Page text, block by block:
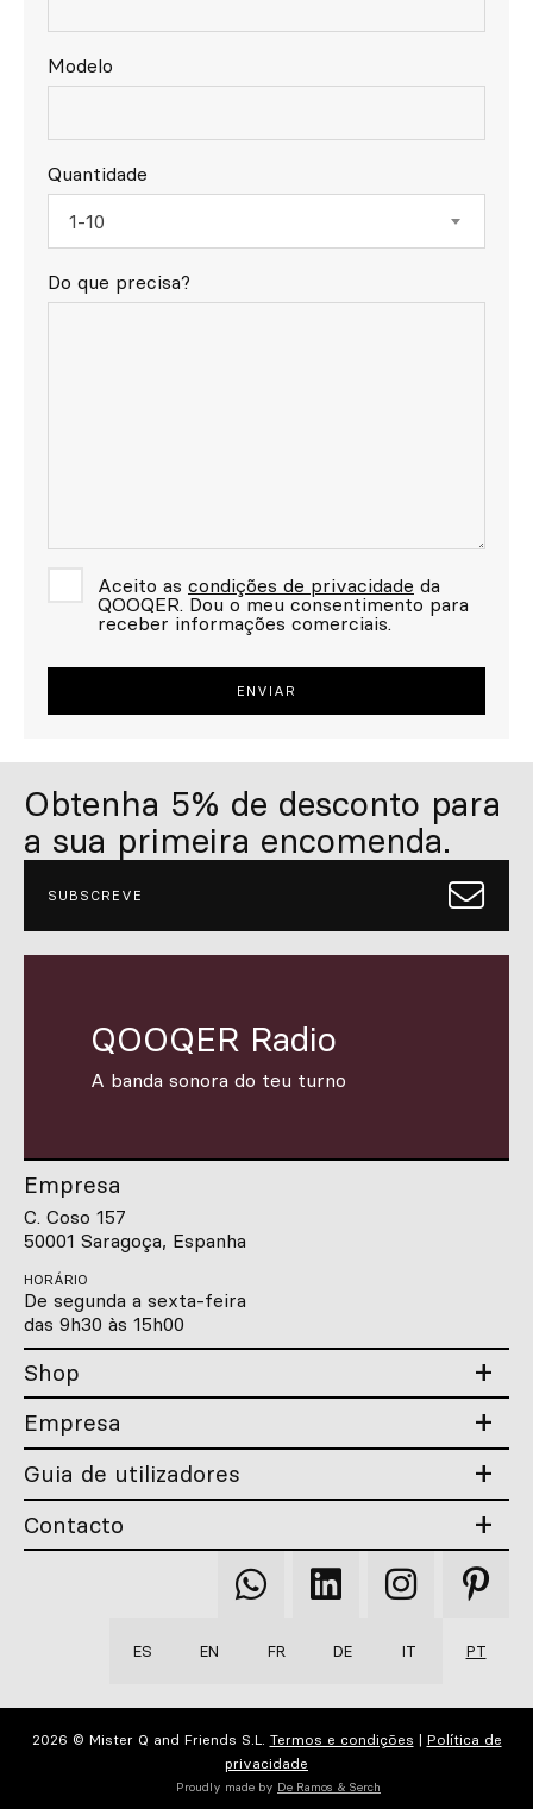
Modelo
Quantidade
1-10
Do que precisa?
Aceito as condições de privacidade da
QOOQER. Dou o meu consentimento para
receber informações comerciais.
Obtenha 5% de desconto para
a sua primeira encomenda.
SUBSCREVE
QOOQER Radio
A banda sonora do teu turno
Empresa
C. Coso 157
50001 Saragoça, Espanha
HORÁRIO
De segunda a sexta-feira
das 9h30 às 15h00
Shop
Empresa
Guia de utilizadores
Contacto
Qooqer
WhatsApp
Qooqer
Linkedin
Qooqer
Instagram
Qooqer
ES EN FR DE IT PT
2026 © Mister Q and Friends S.L. Termos e condições | Política de
privacidade
Proudly made by De Ramos & Serch